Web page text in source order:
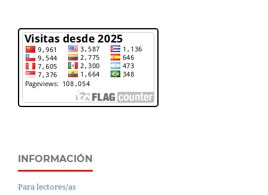
INFORMACIÓN
Para lectores/as